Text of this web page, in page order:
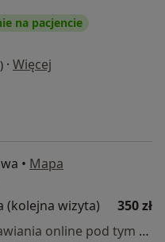
na pacjencie
· Więcej
• Mapa
(kolejna wizyta)
350 zł
Specjalista nie oferuje umawiania online pod tym adresem.